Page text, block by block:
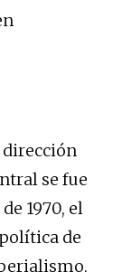
dirección
se fue
1970, el
de